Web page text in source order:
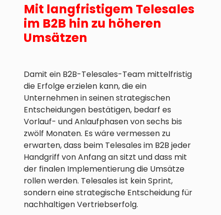
Mit langfristigem Telesales
im B2B hin zu höheren
Umsätzen
Damit ein B2B-Telesales-Team mittelfristig
die Erfolge erzielen kann, die ein
Unternehmen in seinen strategischen
Entscheidungen bestätigen, bedarf es
Vorlauf- und Anlaufphasen von sechs bis
zwölf Monaten. Es wäre vermessen zu
erwarten, dass beim Telesales im B2B jeder
Handgriff von Anfang an sitzt und dass mit
der finalen Implementierung die Umsätze
rollen werden. Telesales ist kein Sprint,
sondern eine strategische Entscheidung für
nachhaltigen Vertriebserfolg.